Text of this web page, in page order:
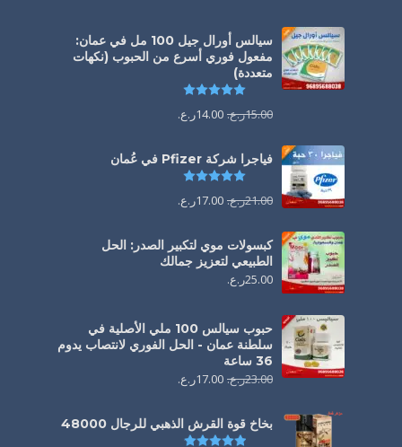
سيالس أورال جيل 100 مل في عمان:
مفعول فوري أسرع من الحبوب (نكهات
متعددة)
15.00ر.ع. 14.00ر.ع.
فياجرا شركة Pfizer في عُمان
21.00ر.ع. 17.00ر.ع.
كبسولات موي لتكبير الصدر: الحل
الطبيعي لتعزيز جمالك
25.00ر.ع.
حبوب سيالس 100 ملي الأصلية في
سلطنة عمان - الحل الفوري لانتصاب يدوم
36 ساعة
23.00ر.ع. 17.00ر.ع.
بخاخ قوة القرش الذهبي للرجال 48000
تم التقييم